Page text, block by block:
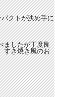
クトが決め手に
ましたが丁度良
すき焼き風のお